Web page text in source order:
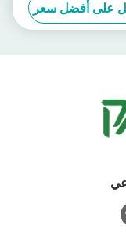
درجات الحرارة العالية
على أفضل سعر